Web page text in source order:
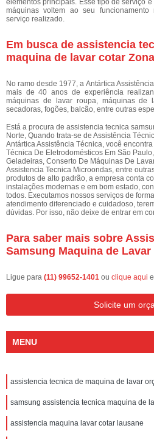
elementos principais. Esse tipo de serviço
máquinas voltem ao seu
serviço realizado.
Em busca de assistencia
maquina de lavar cotar
No ramo desde 1977, a Antártica
mais de 40 anos de experiência
máquinas de lavar roupa, máquinas de
secadoras, fogões, balcão, entre outras
Está a procura de assistencia tecnica
Norte, Quando trata-se de Assistência
Antártica Assistência Técnica, você
Técnica De Eletrodomésticos Em São
Geladeiras, Conserto De Máquinas De
Assistencia Tecnica Microondas, entre
produtos de alto padrão, a empresa conta
instalações modernas e em bom estado,
todos. Executamos nossos serviços de
atendimento diferenciado e cuidadoso,
dúvidas. Por isso, não deixe de entrar em
Para saber mais sobre
Samsung Maquina de
Ligue para (11) 99652-1401 ou clique aqui
Solicite um
MENU
assistencia tecnica de maquina de lavar
samsung assistencia tecnica maquina de
assistencia maquina lavar cotar lausane